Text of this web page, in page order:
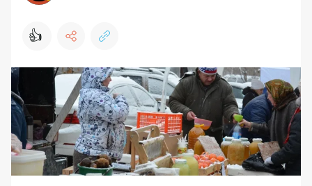
👍